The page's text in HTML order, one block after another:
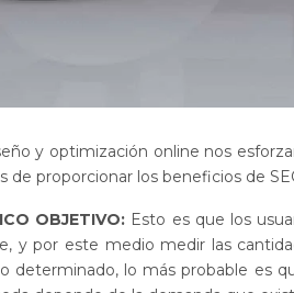
y optimización online nos
de proporcionar los beneficios de
OBJETIVO: Esto es que los
y por este medio medir las
determinado, lo más probable es